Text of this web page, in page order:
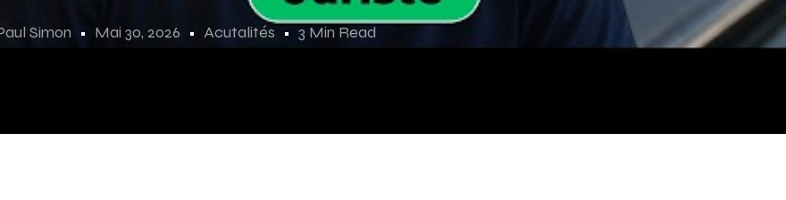
Simon Mai 30, 2026 Acutalités 3 Min Read